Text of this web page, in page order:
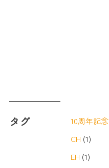
タグ 10周年記念
CH (1)
EH (1)